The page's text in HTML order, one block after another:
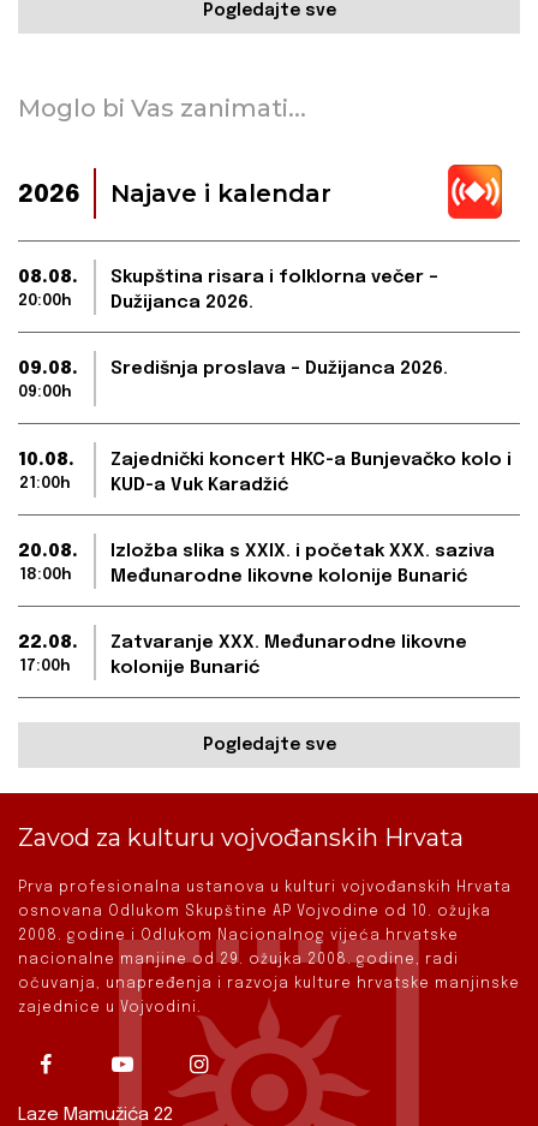
Pogledajte sve
Moglo bi Vas zanimati...
2026 Najave i kalendar
08.08.
20:00h
Skupština risara i folklorna večer –
Dužijanca 2026.
09.08.
09:00h
Središnja proslava – Dužijanca 2026.
10.08.
21:00h
Zajednički koncert HKC-a Bunjevačko kolo i
KUD-a Vuk Karadžić
20.08.
18:00h
Izložba slika s XXIX. i početak XXX. saziva
Međunarodne likovne kolonije Bunarić
22.08.
17:00h
Zatvaranje XXX. Međunarodne likovne
kolonije Bunarić
Pogledajte sve
Zavod za kulturu vojvođanskih Hrvata
Prva profesionalna ustanova u kulturi vojvođanskih Hrvata
osnovana Odlukom Skupštine AP Vojvodine od 10. ožujka
2008. godine i Odlukom Nacionalnog vijeća hrvatske
nacionalne manjine od 29. ožujka 2008. godine, radi
očuvanja, unapređenja i razvoja kulture hrvatske manjinske
zajednice u Vojvodini.
Laze Mamužića 22